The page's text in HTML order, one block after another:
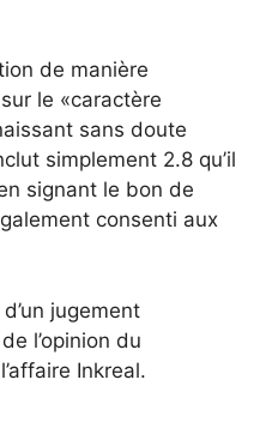
de manière
le «caractère
sans doute
simplement 2.8 qu’il
signant le bon de
consenti aux
jugement
l’opinion du
Inkreal.